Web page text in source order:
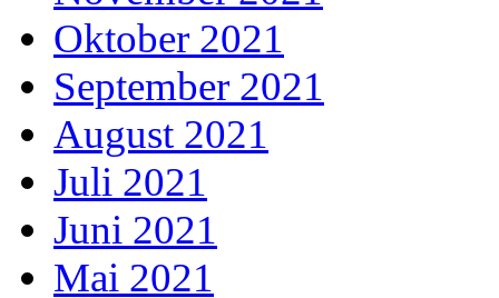
Oktober 2021
September 2021
August 2021
Juli 2021
Juni 2021
Mai 2021